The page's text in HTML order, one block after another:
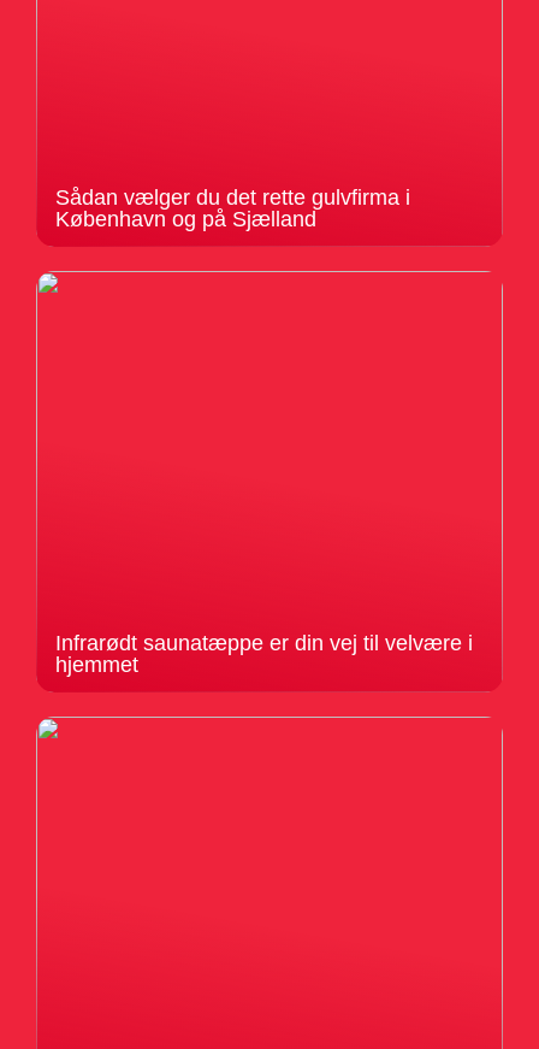
Sådan vælger du det rette gulvfirma i
København og på Sjælland
Infrarødt saunatæppe er din vej til velvære i
hjemmet